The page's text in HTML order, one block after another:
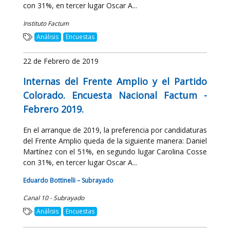
con 31%, en tercer lugar Oscar A...
Instituto Factum
Análisis
Encuestas
22 de Febrero de 2019
Internas del Frente Amplio y el Partido
Colorado. Encuesta Nacional Factum -
Febrero 2019.
En el arranque de 2019, la preferencia por candidaturas
del Frente Amplio queda de la siguiente manera: Daniel
Martínez con el 51%, en segundo lugar Carolina Cosse
con 31%, en tercer lugar Oscar A...
Eduardo Bottinelli – Subrayado
Canal 10 - Subrayado
Análisis
Encuestas